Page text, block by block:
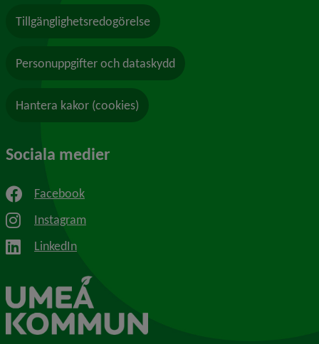
Tillgänglighetsredogörelse
Personuppgifter och dataskydd
Hantera kakor (cookies)
Sociala medier
Facebook
Instagram
LinkedIn